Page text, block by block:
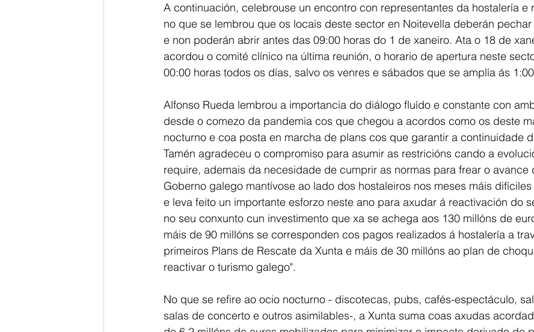
A continuación, celebrouse un encontro con representantes da hostalería e
no que se lembrou que os locais deste sector en Noitevella deberán
e non poderán abrir antes das 09:00 horas do 1 de xaneiro. Ata o 18 de
acordou o comité clínico na última reunión, o horario de apertura neste
00:00 horas todos os días, salvo os venres e sábados que se amplía ás
Alfonso Rueda lembrou a importancia do diálogo fluído e constante con
desde o comezo da pandemia cos que chegou a acordos como os deste
nocturno e coa posta en marcha de plans cos que garantir a continuidade
Tamén agradeceu o compromiso para asumir as restricións cando a
require, ademais da necesidade de cumprir as normas para frear o avance
Goberno galego mantívose ao lado dos hostaleiros nos meses máis
e leva feito un importante esforzo neste ano para axudar á reactivación do
no seu conxunto cun investimento que xa se achega aos 130 millóns de
máis de 90 millóns se corresponden cos pagos realizados á hostalería a
primeiros Plans de Rescate da Xunta e máis de 30 millóns ao plan de
reactivar o turismo galego".
No que se refire ao ocio nocturno - discotecas, pubs, cafés-espectáculo,
salas de concerto e outros asimilables-, a Xunta suma coas axudas